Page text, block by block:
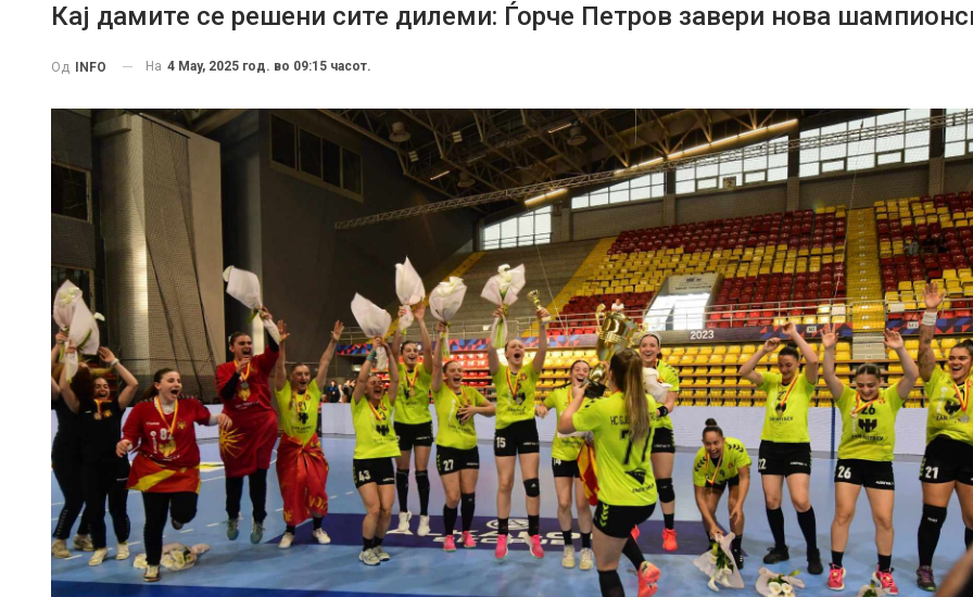
Кај дамите се решени сите дилеми: Ѓорче Петров завери нова
Од INFO На 4 May, 2025 год. во 09:15 часот.